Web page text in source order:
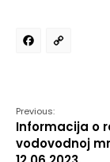
Previous:
Informacija o
vodovodnoj